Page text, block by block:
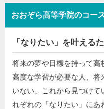
おおぞら高等学院のコー
「なりたい」を叶える
将来の夢や目標を持って高
高度な学習が必要な人、将
いない、これから見つけて
れぞれの「なりたい」にあ